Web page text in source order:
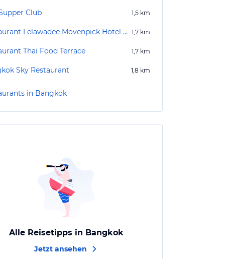
Club 1,5 km
Restaurant Lelawadee Mövenpick Hotel Sukhumvit 15 Bangkok 1,7 km
Thai Food Terrace 1,7 km
Sky Restaurant 1,8 km
in Bangkok
Alle Reisetipps in Bangkok
Jetzt ansehen